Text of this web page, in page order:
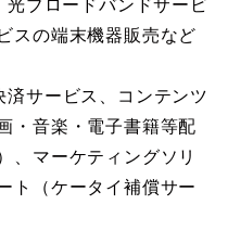
ブロードバンドサービ
スの端末機器販売など
サービス、コンテンツ
・音楽・電子書籍等配
、マーケティングソリ
ト（ケータイ補償サー